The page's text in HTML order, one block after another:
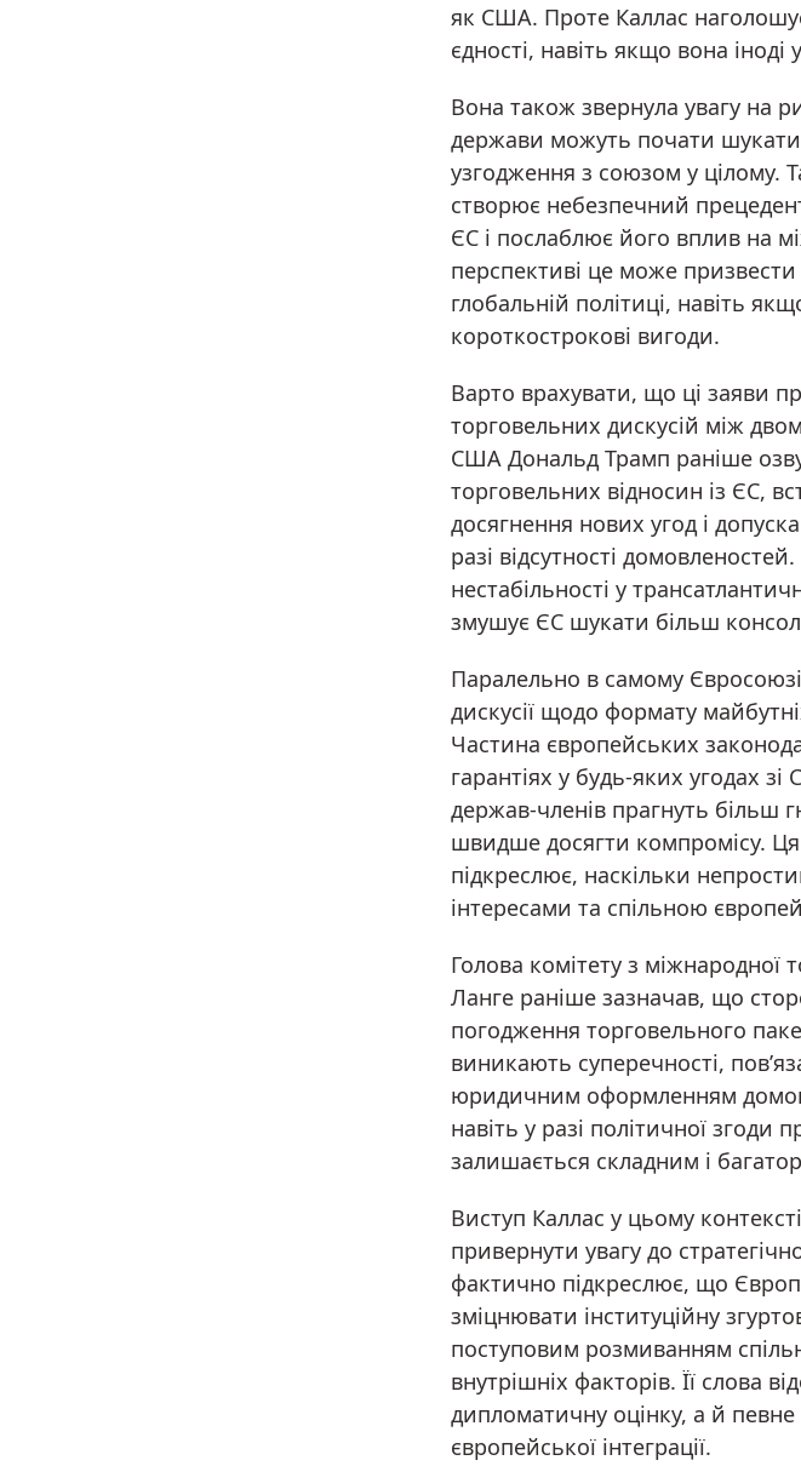
як США. Проте Каллас
єдності, навіть якщо вона
Вона також звернула увагу на
держави можуть почати шукати
узгодження з союзом у цілому.
створює небезпечний
ЄС і послаблює його вплив на
перспективі це може
глобальній політиці, навіть
короткострокові вигоди.
Варто врахувати, що ці заяви
торговельних дискусій між
США Дональд Трамп раніше
торговельних відносин із ЄС,
досягнення нових угод і
разі відсутності
нестабільності у
змушує ЄС шукати більш
Паралельно в самому
дискусії щодо формату
Частина європейських
гарантіях у будь-яких угодах
держав-членів прагнуть більш
швидше досягти компромісу. Ця
підкреслює, наскільки
інтересами та спільною
Голова комітету з міжнародної
Ланге раніше зазначав, що
погодження торговельного
виникають суперечності,
юридичним оформленням
навіть у разі політичної згоди
залишається складним і
Виступ Каллас у цьому
привернути увагу до
фактично підкреслює, що
зміцнювати інституційну
поступовим розмиванням
внутрішніх факторів. Її слова
дипломатичну оцінку, а й
європейської інтеграції.